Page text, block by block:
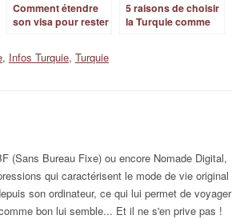
Comment étendre
son visa pour rester
5 raisons de choisir
la Turquie comme
, Infos Turquie, Turquie
(Sans Bureau Fixe) ou encore Nomade Digital,
qui caractérisent le mode de vie original
son ordinateur, ce qui lui permet de voyager
bon lui semble... Et il ne s'en prive pas !